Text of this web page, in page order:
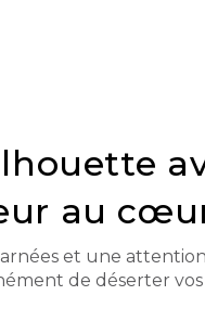
au
et une
de déserter vos